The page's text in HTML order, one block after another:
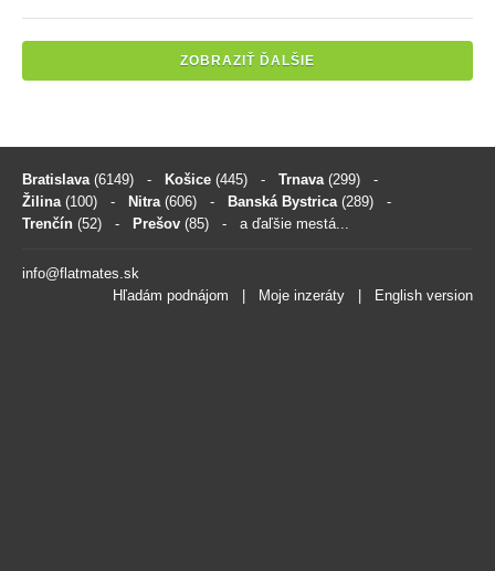
ZOBRAZIŤ ĎALŠIE
Bratislava (6149) - Košice (445) - Trnava (299) -
Žilina (100) - Nitra (606) - Banská Bystrica (289) -
Trenčín (52) - Prešov (85) - a ďaľšie mestá...
info@flatmates.sk
Hľadám podnájom
Moje inzeráty English version